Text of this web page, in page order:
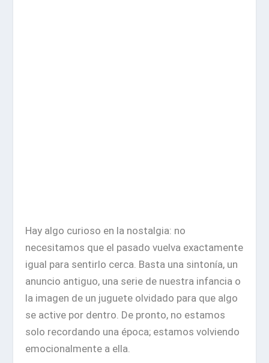
Hay algo curioso en la nostalgia: no
necesitamos que el pasado vuelva exactamente
igual para sentirlo cerca. Basta una sintonía, un
anuncio antiguo, una serie de nuestra infancia o
la imagen de un juguete olvidado para que algo
se active por dentro. De pronto, no estamos
solo recordando una época; estamos volviendo
emocionalmente a ella.